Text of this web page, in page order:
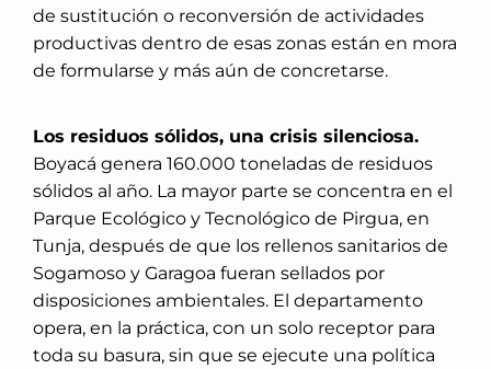
de sustitución o reconversión de actividades
productivas dentro de esas zonas están en mora
de formularse y más aún de concretarse.
Los residuos sólidos, una crisis silenciosa.
Boyacá genera 160.000 toneladas de residuos
sólidos al año. La mayor parte se concentra en el
Parque Ecológico y Tecnológico de Pirgua, en
Tunja, después de que los rellenos sanitarios de
Sogamoso y Garagoa fueran sellados por
disposiciones ambientales. El departamento
opera, en la práctica, con un solo receptor para
toda su basura, sin que se ejecute una política